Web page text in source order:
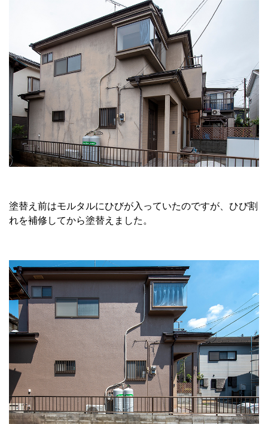
塗替え前はモルタルにひびが入っていたのですが、ひび割
れを補修してから塗替えました。